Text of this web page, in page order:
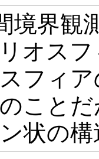
境界観
オス
フィ
こと
状の